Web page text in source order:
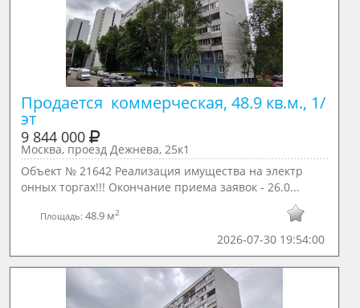
Продается  коммерческая, 48.9 кв.м., 1/
эт
9 844 000
Москва, проезд Дежнева, 25к1
Объект № 21642 Реализация имущества на электр
онных торгах!!! Окончание приема заявок - 26.0...
Площадь:48.9 м2
2026-07-30 19:54:00